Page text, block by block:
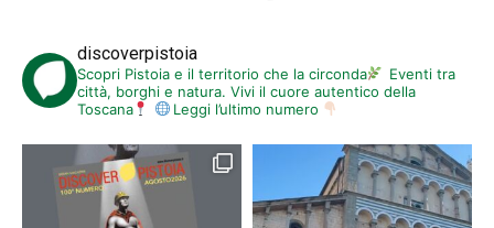
discoverpistoia
Scopri Pistoia e il territorio che la circonda
Eventi tra
città, borghi e natura. Vivi il cuore autentico della
Toscana
Leggi l’ultimo numero